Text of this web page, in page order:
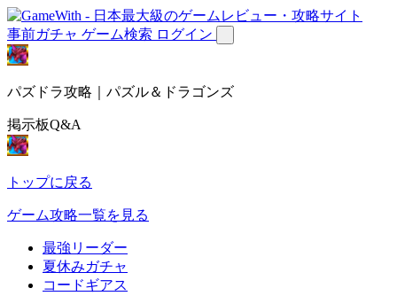
事前ガチャ ゲーム検索 ログイン
パズドラ攻略｜パズル＆ドラゴンズ
掲示板Q&A
トップに戻る
ゲーム攻略一覧を見る
最強リーダー
夏休みガチャ
コードギアス